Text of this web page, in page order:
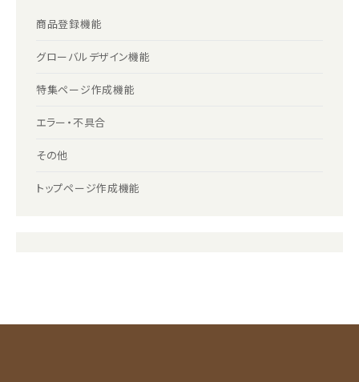
商品登録機能
グローバルデザイン機能
特集ページ作成機能
エラー・不具合
その他
トップページ作成機能